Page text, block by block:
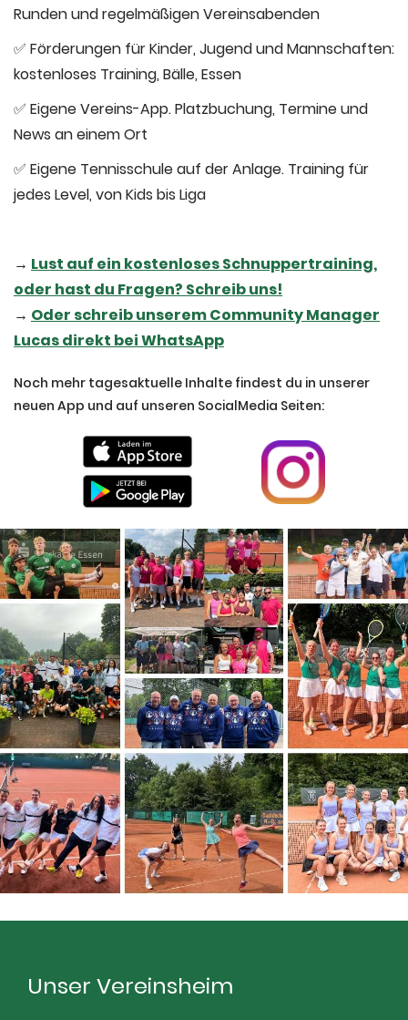
Runden und regelmäßigen Vereinsabenden
✅ Förderungen für Kinder, Jugend und Mannschaften:
kostenloses Training, Bälle, Essen
✅ Eigene Vereins-App. Platzbuchung, Termine und
News an einem Ort
✅ Eigene Tennisschule auf der Anlage. Training für
jedes Level, von Kids bis Liga
→ Lust auf ein kostenloses Schnuppertraining,
oder hast du Fragen? Schreib uns!
→ Oder schreib unserem Community Manager
Lucas direkt bei WhatsApp
Noch mehr tagesaktuelle Inhalte findest du in unserer
neuen App und auf unseren SocialMedia Seiten:
Unser Vereinsheim